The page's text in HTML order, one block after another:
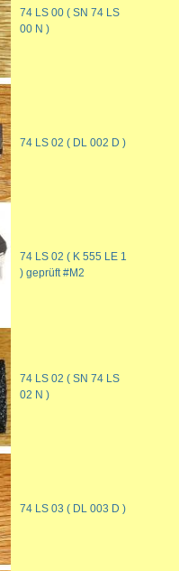
74 LS 00 ( SN 74 LS
00 N )
74 LS 02 ( DL 002 D )
74 LS 02 ( K 555 LE 1
) geprüft #M2
74 LS 02 ( SN 74 LS
02 N )
74 LS 03 ( DL 003 D )